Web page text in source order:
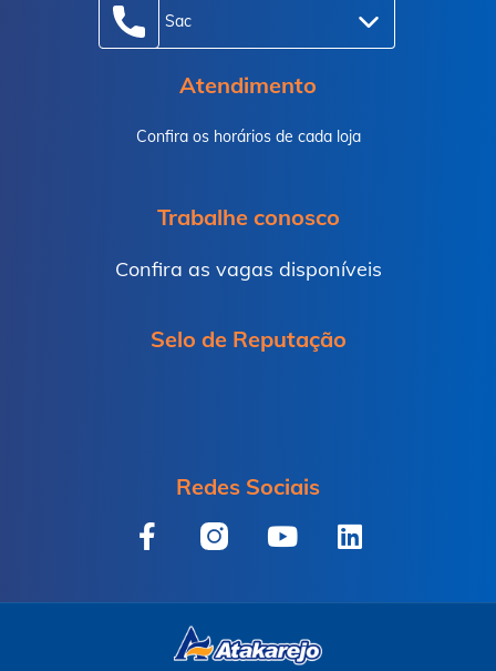
Sac
Atendimento
Confira os horários de cada loja
Trabalhe conosco
Confira as vagas disponíveis
Selo de Reputação
Redes Sociais